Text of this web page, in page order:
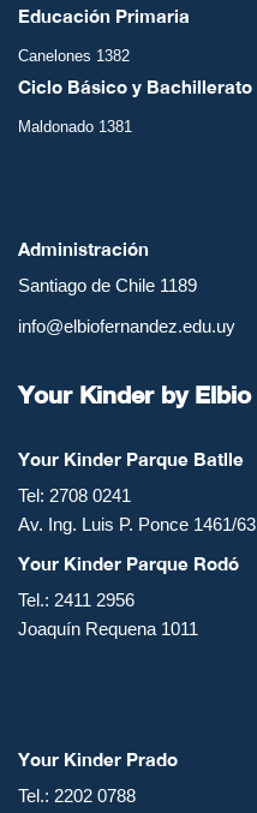
Educación Primaria
Canelones 1382
Ciclo Básico y Bachillerato
Maldonado 1381
Administración
Santiago de Chile 1189
info@elbiofernandez.edu.uy
Your Kinder by Elbio
Your Kinder Parque Batlle
Tel: 2708 0241
Av. Ing. Luis P. Ponce 1461/63
Your Kinder Parque Rodó
Tel.: 2411 2956
Joaquín Requena 1011
Your Kinder Prado
Tel.: 2202 0788